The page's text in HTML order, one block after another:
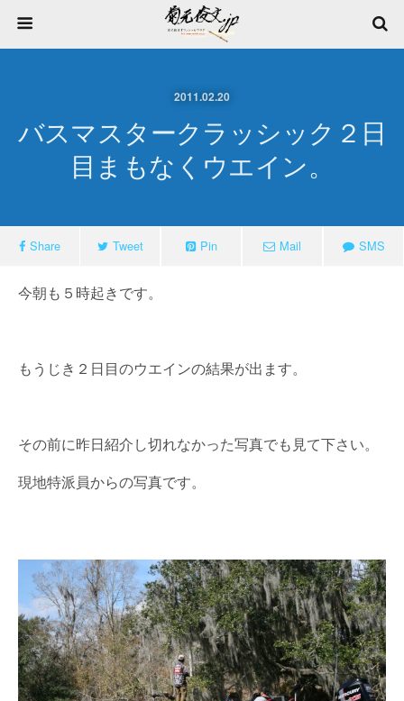
2011.02.20
バスマスタークラッシック２日
目まもなくウエイン。
Share Tweet Pin Mail SMS
今朝も５時起きです。
もうじき２日目のウエインの結果が出ます。
その前に昨日紹介し切れなかった写真でも見て下さい。
現地特派員からの写真です。